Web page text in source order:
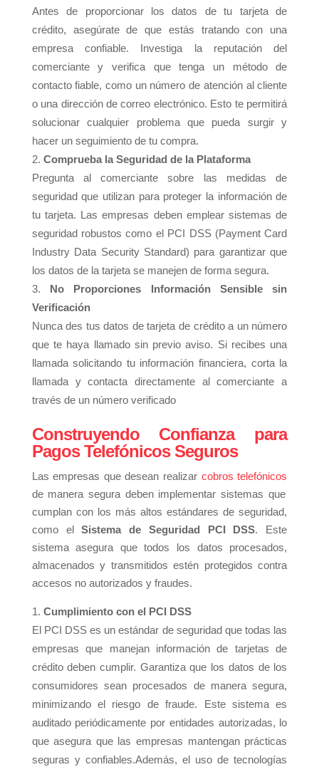
Antes de proporcionar los datos de tu tarjeta de
crédito, asegúrate de que estás tratando con una
empresa confiable. Investiga la reputación del
comerciante y verifica que tenga un método de
contacto fiable, como un número de atención al cliente
o una dirección de correo electrónico. Esto te permitirá
solucionar cualquier problema que pueda surgir y
hacer un seguimiento de tu compra.
Comprueba la Seguridad de la Plataforma
Pregunta al comerciante sobre las medidas de
seguridad que utilizan para proteger la información de
tu tarjeta. Las empresas deben emplear sistemas de
seguridad robustos como el PCI DSS (Payment Card
Industry Data Security Standard) para garantizar que
los datos de la tarjeta se manejen de forma segura.
No Proporciones Información Sensible sin
Verificación
Nunca des tus datos de tarjeta de crédito a un número
que te haya llamado sin previo aviso. Si recibes una
llamada solicitando tu información financiera, corta la
llamada y contacta directamente al comerciante a
través de un número verificado
Construyendo Confianza para
Pagos Telefónicos Seguros
Las empresas que desean realizar cobros telefónicos
de manera segura deben implementar sistemas que
cumplan con los más altos estándares de seguridad,
como elSistema de Seguridad PCI DSS. Este
sistema asegura que todos los datos procesados,
almacenados y transmitidos estén protegidos contra
accesos no autorizados y fraudes.
Cumplimiento con el PCI DSS
El PCI DSS es un estándar de seguridad que todas las
empresas que manejan información de tarjetas de
crédito deben cumplir. Garantiza que los datos de los
consumidores sean procesados de manera segura,
minimizando el riesgo de fraude. Este sistema es
auditado periódicamente por entidades autorizadas, lo
que asegura que las empresas mantengan prácticas
seguras y confiables.Además, el uso de tecnologías